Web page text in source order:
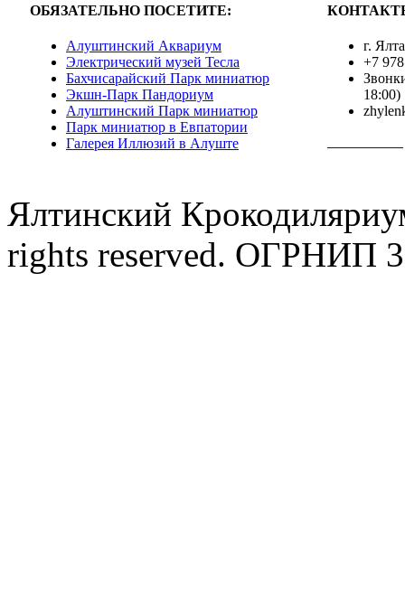
ОБЯЗАТЕЛЬНО ПОСЕТИТЕ:
Алуштинский Аквариум
Электрический музей Тесла
Бахчисарайский Парк миниатюр
Экшн-Парк Пандориум
Алуштинский Парк миниатюр
Парк миниатюр в Евпатории
Галерея Иллюзий в Алуште
г.
+7
18:00)
Ялтинский
rights reserved. ОГРНИП